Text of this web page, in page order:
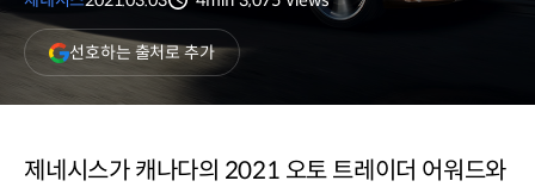
선호하는 출처로 추가(새
창
열림)
제네시스가 캐나다의 2021 오토 트레이더 어워드와